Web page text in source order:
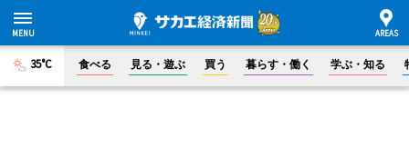
35°C 食べる 見る・遊ぶ 買う 暮らす・働く 学ぶ・知る